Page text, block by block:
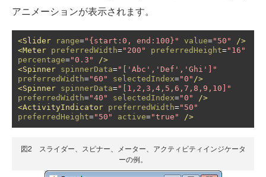
アニメーションが表示されます。
<Slider range="{start:0, end:100}" value="50"
/>
<Meter preferredWidth="200" preferredHeight="16"
percentage="0.3"
/>
<Spinner spinnerData="['Abc','Def','Ghi']"
preferredWidth="60" selectedIndex="0" />
<Spinner spinnerData="[1,2,3,4,5,6,7,8,9,10]"
preferredWidth="40" selectedIndex="0"
/>
<ActivityIndicator preferredWidth="50"
preferredHeight="50" active="true" />
図2 スライダー、スピナー、メーター、アクティビティインジケータ
ーの例。